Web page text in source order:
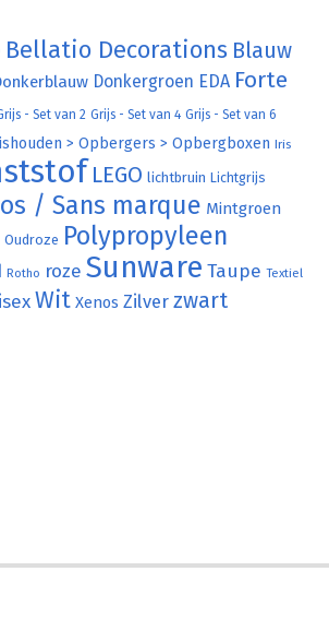
Bellatio Decorations Blauw
Donkergroen EDA Forte
- Set van 2 Grijs - Set van 4 Grijs - Set van 6
> Opbergers > Opbergboxen Iris
LEGO lichtbruin Lichtgrijs
/ Sans marque Mintgroen
Oudroze Polypropyleen
Rotho roze Sunware Taupe Textiel
Wit Xenos Zilver zwart